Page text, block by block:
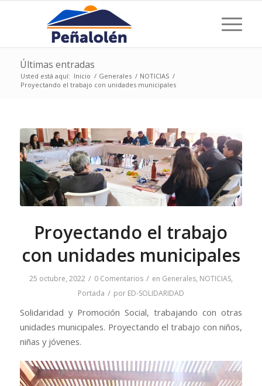
Últimas entradas
Usted está aquí: Inicio / Generales / NOTICIAS /
Proyectando el trabajo con unidades municipales
Proyectando el trabajo
con unidades municipales
25 octubre, 2022 / 0 Comentarios / en Generales, NOTICIAS,
Portada / por ED-SOLIDARIDAD
Solidaridad y Promoción Social, trabajando con otras
unidades municipales. Proyectando el trabajo con niños,
niñas y jóvenes.